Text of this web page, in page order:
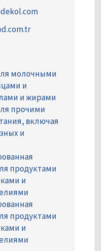
молочными
и
и жирами
прочими
включая
и
продуктами
и
продуктами
и